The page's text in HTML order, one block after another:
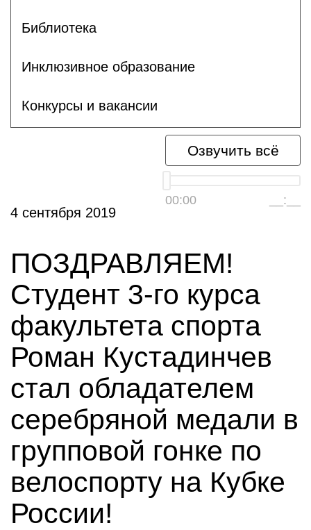
Библиотека
Инклюзивное образование
Конкурсы и вакансии
Озвучить всё
00:00 __:__
4 сентября 2019
ПОЗДРАВЛЯЕМ!
Студент 3-го курса
факультета спорта
Роман Кустадинчев
стал обладателем
серебряной медали в
групповой гонке по
велоспорту на Кубке
России!